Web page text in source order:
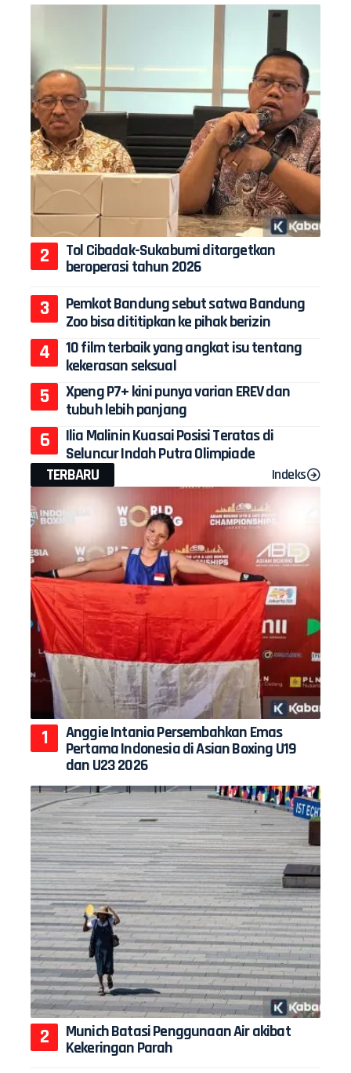
Tol Cibadak-Sukabumi ditargetkan
beroperasi tahun 2026
Pemkot Bandung sebut satwa Bandung
Zoo bisa dititipkan ke pihak berizin
10 film terbaik yang angkat isu tentang
kekerasan seksual
Xpeng P7+ kini punya varian EREV dan
tubuh lebih panjang
Ilia Malinin Kuasai Posisi Teratas di
Seluncur Indah Putra Olimpiade
TERBARU
Indeks
Anggie Intania Persembahkan Emas
Pertama Indonesia di Asian Boxing U19
dan U23 2026
Munich Batasi Penggunaan Air akibat
Kekeringan Parah